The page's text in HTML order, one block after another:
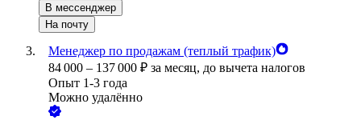
В мессенджер
На почту
Менеджер по продажам (теплый трафик)
84 000 – 137 000 ₽ за месяц, до вычета налогов
Опыт 1-3 года
Можно удалённо